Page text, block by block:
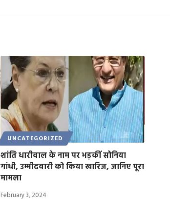
UNCATEGORIZED
शांति धारीवाल के नाम पर भड़कीं सोनिया
गांधी, उम्मीदवारी को किया खारिज, जानिए पूरा
मामला
February 3, 2024